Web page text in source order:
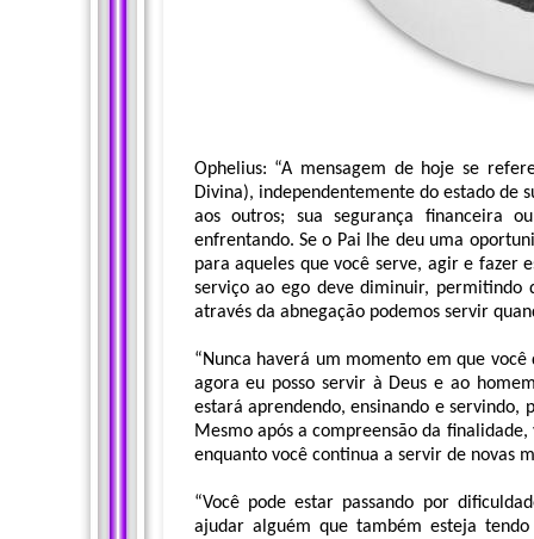
Ophelius: “A mensagem de hoje se
Divina), independentemente do estado de
aos outros; sua segurança financeira
enfrentando. Se o Pai lhe deu uma
para aqueles que você serve, agir e fazer
serviço ao ego deve diminuir, permitindo
através da abnegação podemos servir
“Nunca haverá um momento em que
agora eu posso servir à Deus e ao
estará aprendendo, ensinando e servindo,
Mesmo após a compreensão da
enquanto você continua a servir de novas
“Você pode estar passando por
ajudar alguém que também esteja